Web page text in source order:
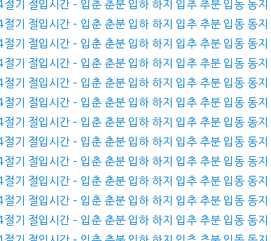
기 절입시간 – 입춘 춘분 입하 하지 입추 추분 입동 동지
기 절입시간 – 입춘 춘분 입하 하지 입추 추분 입동 동지
기 절입시간 – 입춘 춘분 입하 하지 입추 추분 입동 동지
기 절입시간 – 입춘 춘분 입하 하지 입추 추분 입동 동지
기 절입시간 – 입춘 춘분 입하 하지 입추 추분 입동 동지
기 절입시간 – 입춘 춘분 입하 하지 입추 추분 입동 동지
기 절입시간 – 입춘 춘분 입하 하지 입추 추분 입동 동지
기 절입시간 – 입춘 춘분 입하 하지 입추 추분 입동 동지
기 절입시간 – 입춘 춘분 입하 하지 입추 추분 입동 동지
기 절입시간 – 입춘 춘분 입하 하지 입추 추분 입동 동지
기 절입시간 – 입춘 춘분 입하 하지 입추 추분 입동 동지
기 절입시간 – 입춘 춘분 입하 하지 입추 추분 입동 동지